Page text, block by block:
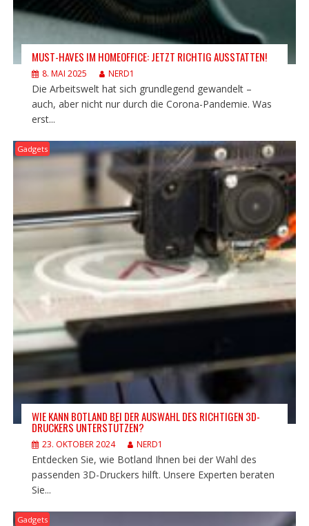
MUST-HAVES IM HOMEOFFICE: JETZT RICHTIG AUSSTATTEN!
8. MAI 2025 NERD1
Die Arbeitswelt hat sich grundlegend gewandelt –
auch, aber nicht nur durch die Corona-Pandemie. Was
erst...
Gadgets
WIE KANN BOTLAND BEI DER AUSWAHL DES RICHTIGEN 3D-
DRUCKERS UNTERSTÜTZEN?
23. OKTOBER 2024 NERD1
Entdecken Sie, wie Botland Ihnen bei der Wahl des
passenden 3D-Druckers hilft. Unsere Experten beraten
Sie...
Gadgets